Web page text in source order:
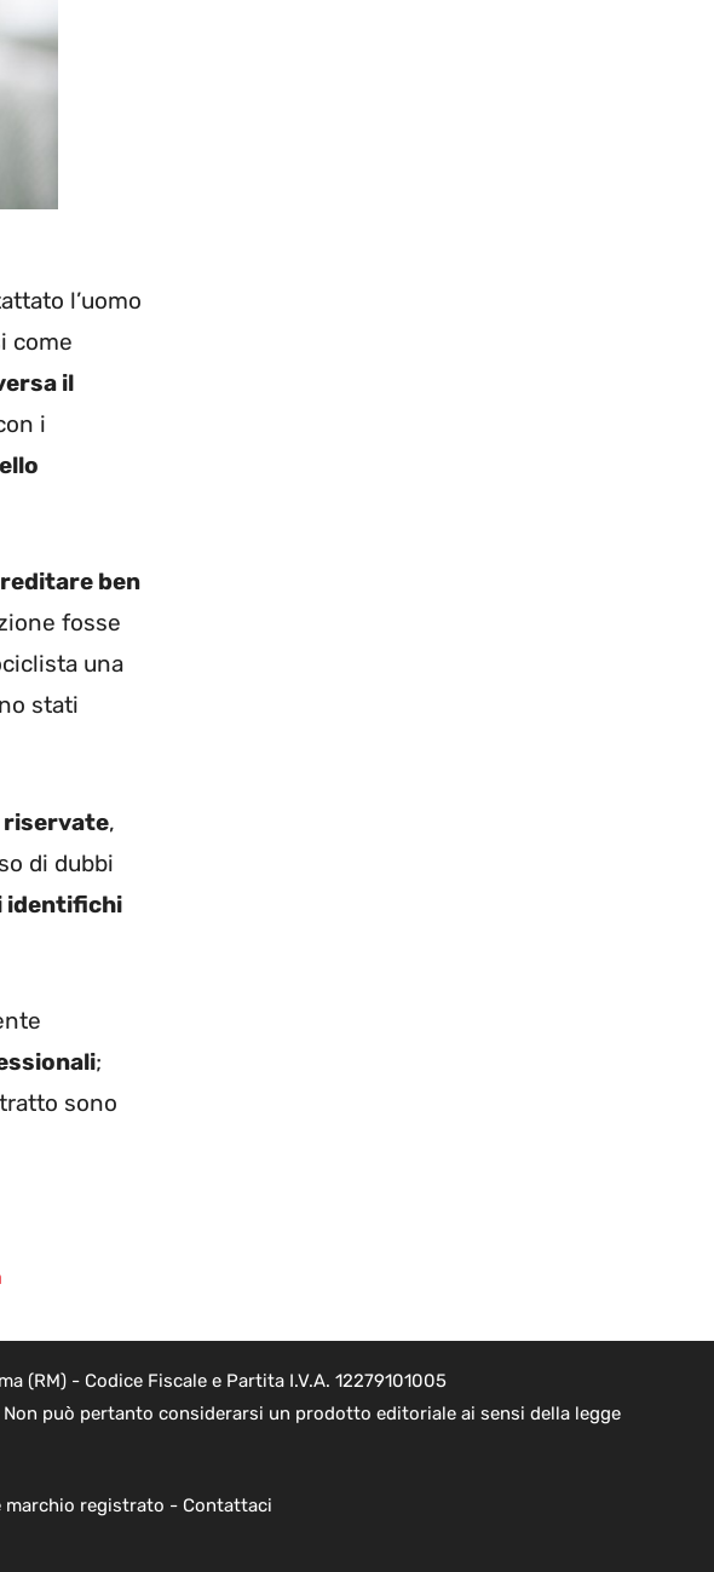
l’uomo
come
il
i
ben
fosse
una
stati
riservate,
di dubbi
identifichi
;
sono
(RM) - Codice Fiscale e Partita I.V.A. 12279101005
può pertanto considerarsi un prodotto editoriale ai sensi della legge
marchio registrato - Contattaci